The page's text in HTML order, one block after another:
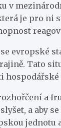
v
je pro
evropské
Tato
a
a aby